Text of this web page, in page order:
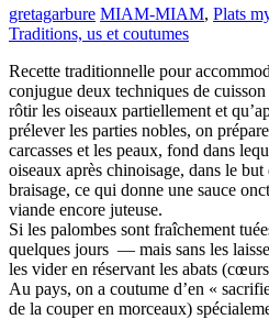
gretagarbure MIAM-MIAM, Plats
Traditions, us et coutumes
Recette traditionnelle pour
conjugue deux techniques de
rôtir les oiseaux partiellement et
prélever les parties nobles, on
carcasses et les peaux, fond dans
oiseaux après chinoisage, dans le
braisage, ce qui donne une sauce
viande encore juteuse.
Si les palombes sont fraîchement
quelques jours — mais sans les
les vider en réservant les abats
Au pays, on a coutume d’en «
de la couper en morceaux)